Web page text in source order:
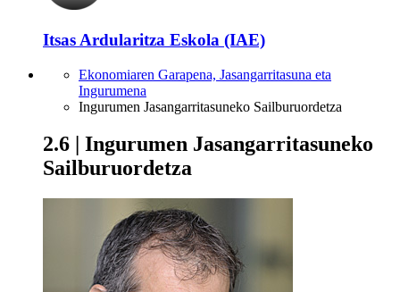
Itsas Ardularitza Eskola (IAE)
Ekonomiaren Garapena, Jasangarritasuna eta
Ingurumena
Ingurumen Jasangarritasuneko Sailburuordetza
2.6 | Ingurumen Jasangarritasuneko
Sailburuordetza